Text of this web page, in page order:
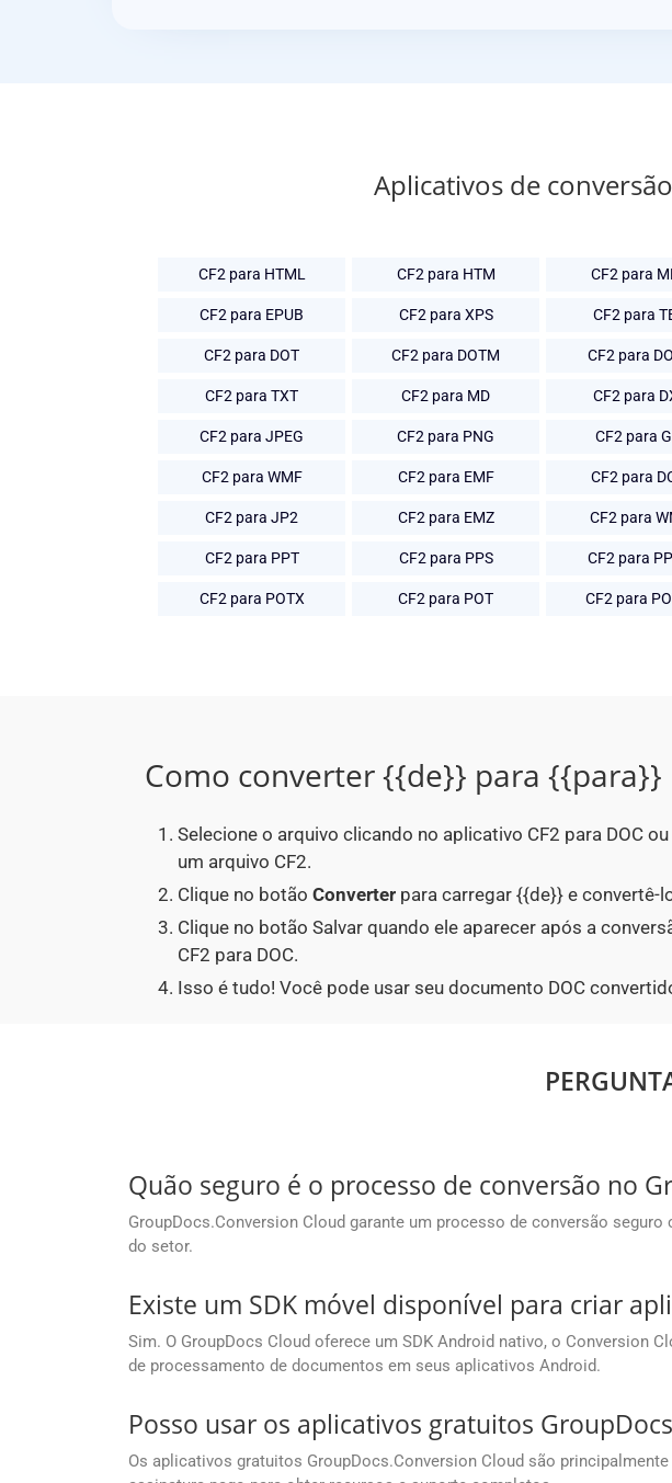
Aplicativos de
CF2 para HTML CF2 para HTM CF2 para
CF2 para EPUB CF2 para XPS CF2 para
CF2 para DOT CF2 para DOTM CF2 para
CF2 para TXT CF2 para MD CF2 para
CF2 para JPEG CF2 para PNG CF2 para
CF2 para WMF CF2 para EMF CF2 para
CF2 para JP2 CF2 para EMZ CF2 para
CF2 para PPT CF2 para PPS CF2 para
CF2 para POTX CF2 para POT CF2 para
Como converter {{de}} para {{para}}
Selecione o arquivo clicando no aplicativo CF2 para DOC
um arquivo CF2.
Clique no botão Converter para carregar {{de}} e convertê-
Clique no botão Salvar quando ele aparecer após a
CF2 para DOC.
Isso é tudo! Você pode usar seu documento DOC
Quão seguro é o processo de conversão no
GroupDocs.Conversion Cloud garante um processo de conversão
do setor.
Existe um SDK móvel disponível para criar
Sim. O GroupDocs Cloud oferece um SDK Android nativo, o Conversion
de processamento de documentos em seus aplicativos Android.
Posso usar os aplicativos gratuitos
Os aplicativos gratuitos GroupDocs.Conversion Cloud são